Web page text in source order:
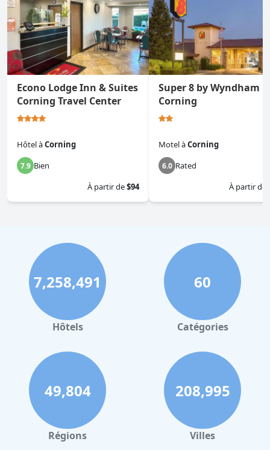
Econo Lodge Inn & Suites
Corning Travel Center
HôtelàCorning
7.9 Bien
À partir de$94
Super 8 by Wyndham
Corning
MotelàCorning
6.0 Rated
À partir de
7,258,491
Hôtels
60
Catégories
49,804
Régions
208,995
Villes